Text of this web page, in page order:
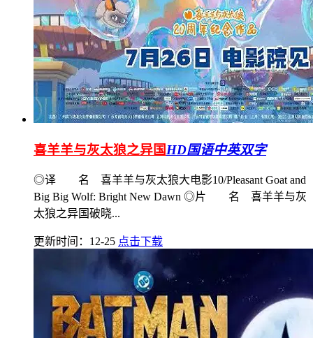
喜羊羊与灰太狼之异国HD国语中英双字
◎译 名 喜羊羊与灰太狼大电影10/Pleasant Goat and
Big Big Wolf: Bright New Dawn ◎片 名 喜羊羊与灰
太狼之异国破晓...
更新时间：12-25 点击下载